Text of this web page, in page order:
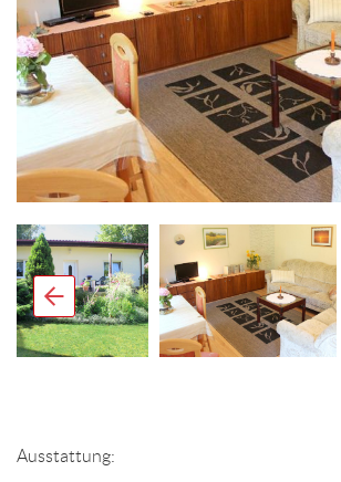
Ausstattung: